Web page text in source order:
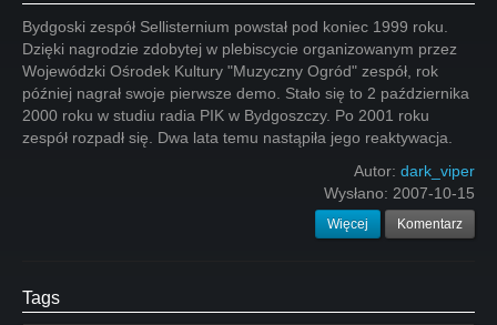
Bydgoski zespół Sellisternium powstał pod koniec 1999 roku.
Dzięki nagrodzie zdobytej w plebiscycie organizowanym przez
Wojewódzki Ośrodek Kultury "Muzyczny Ogród" zespół, rok
później nagrał swoje pierwsze demo. Stało się to 2 października
2000 roku w studiu radia PIK w Bydgoszczy. Po 2001 roku
zespół rozpadł się. Dwa lata temu nastąpiła jego reaktywacja.
Autor: dark_viper
Wysłano: 2007-10-15
Więcej Komentarz
Tags